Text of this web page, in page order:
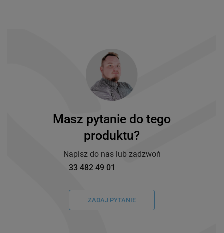
Masz pytanie do tego
produktu?
Napisz do nas lub zadzwoń
33 482 49 01
ZADAJ PYTANIE